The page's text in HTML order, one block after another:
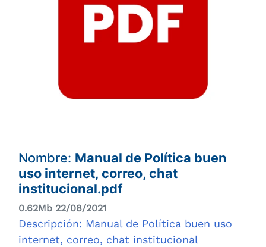
Nombre: Manual de Política buen
uso internet, correo, chat
institucional.pdf
0.62Mb 22/08/2021
Descripción: Manual de Política buen uso
internet, correo, chat institucional